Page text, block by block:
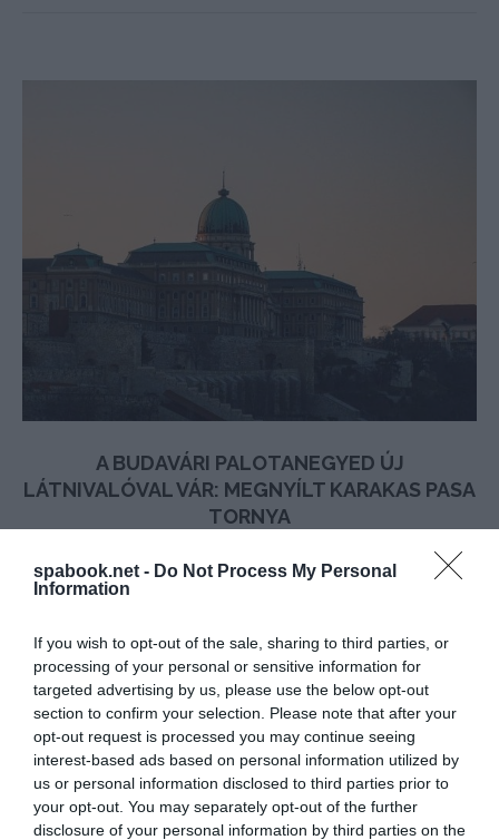
spabook.net - Do Not Process My Personal
Information
If you wish to opt-out of the sale, sharing to third parties, or
processing of your personal or sensitive information for
targeted advertising by us, please use the below opt-out
section to confirm your selection. Please note that after your
opt-out request is processed you may continue seeing
interest-based ads based on personal information utilized by
us or personal information disclosed to third parties prior to
your opt-out. You may separately opt-out of the further
disclosure of your personal information by third parties on the
A BUDAVÁRI PALOTANEGYED ÚJ
LÁTNIVALÓVAL VÁR: MEGNYÍLT KARAKAS PASA
TORNYA
A Budavári Palotanegyed újjászületésének részeként
pont, kávézó, ajándékbolt és mosdó várja a
vendégeket – írja az MTI.
OLVASS TOVÁBB